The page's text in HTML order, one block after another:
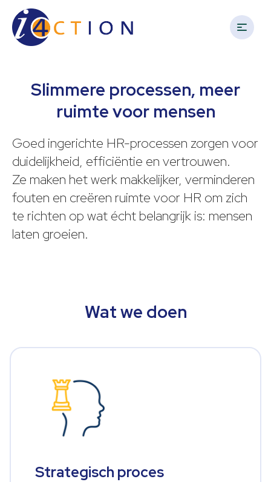
Spring
naar
de
Door
naar
de
Spring
naar
de
business
Slimmere processen, meer
ruimte voor mensen
Goed ingerichte HR-processen zorgen voor
duidelijkheid, efficiëntie en vertrouwen.
Ze maken het werk makkelijker, verminderen
fouten en creëren ruimte voor HR om zich
te richten op wat écht belangrijk is: mensen
laten groeien.
Wat we doen
Strategisch proces